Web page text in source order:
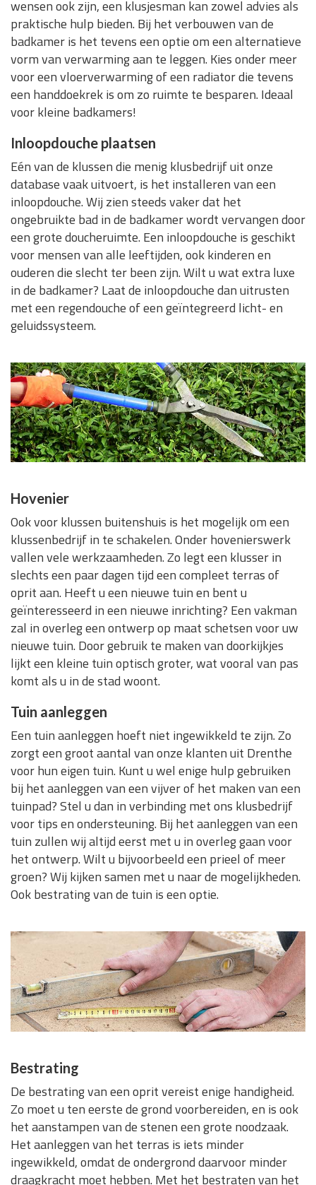
wensen ook zijn, een klusjesman kan zowel advies als
praktische hulp bieden. Bij het verbouwen van de
badkamer is het tevens een optie om een alternatieve
vorm van verwarming aan te leggen. Kies onder meer
voor een vloerverwarming of een radiator die tevens
een handdoekrek is om zo ruimte te besparen. Ideaal
voor kleine badkamers!
Inloopdouche plaatsen
Eén van de klussen die menig klusbedrijf uit onze
database vaak uitvoert, is het installeren van een
inloopdouche. Wij zien steeds vaker dat het
ongebruikte bad in de badkamer wordt vervangen door
een grote doucheruimte. Een inloopdouche is geschikt
voor mensen van alle leeftijden, ook kinderen en
ouderen die slecht ter been zijn. Wilt u wat extra luxe
in de badkamer? Laat de inloopdouche dan uitrusten
met een regendouche of een geïntegreerd licht- en
geluidssysteem.
Hovenier
Ook voor klussen buitenshuis is het mogelijk om een
klussenbedrijf in te schakelen. Onder hovenierswerk
vallen vele werkzaamheden. Zo legt een klusser in
slechts een paar dagen tijd een compleet terras of
oprit aan. Heeft u een nieuwe tuin en bent u
geïnteresseerd in een nieuwe inrichting? Een vakman
zal in overleg een ontwerp op maat schetsen voor uw
nieuwe tuin. Door gebruik te maken van doorkijkjes
lijkt een kleine tuin optisch groter, wat vooral van pas
komt als u in de stad woont.
Tuin aanleggen
Een tuin aanleggen hoeft niet ingewikkeld te zijn. Zo
zorgt een groot aantal van onze klanten uit Drenthe
voor hun eigen tuin. Kunt u wel enige hulp gebruiken
bij het aanleggen van een vijver of het maken van een
tuinpad? Stel u dan in verbinding met ons klusbedrijf
voor tips en ondersteuning. Bij het aanleggen van een
tuin zullen wij altijd eerst met u in overleg gaan voor
het ontwerp. Wilt u bijvoorbeeld een prieel of meer
groen? Wij kijken samen met u naar de mogelijkheden.
Ook bestrating van de tuin is een optie.
Bestrating
De bestrating van een oprit vereist enige handigheid.
Zo moet u ten eerste de grond voorbereiden, en is ook
het aanstampen van de stenen een grote noodzaak.
Het aanleggen van het terras is iets minder
ingewikkeld, omdat de ondergrond daarvoor minder
draagkracht moet hebben. Met het bestraten van het